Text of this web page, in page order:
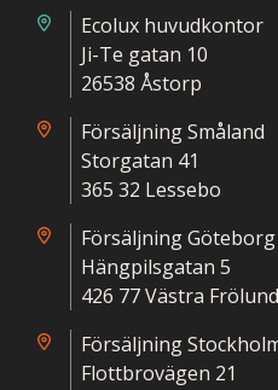
Ecolux huvudkontor
Ji-Te gatan 10
26538 Åstorp
Försäljning Småland
Storgatan 41
365 32 Lessebo
Försäljning Göteborg
Hängpilsgatan 5
426 77 Västra
Försäljning
Flottbrovägen 21